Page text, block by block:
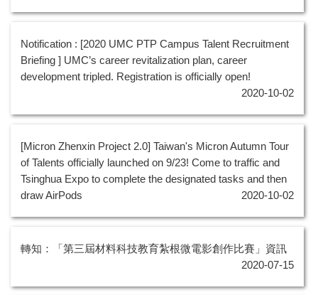
Notification : [2020 UMC PTP Campus Talent Recruitment
Briefing ] UMC’s career revitalization plan, career
development tripled. Registration is officially open!
2020-10-02
[Micron Zhenxin Project 2.0] Taiwan's Micron Autumn Tour
of Talents officially launched on 9/23! Come to traffic and
Tsinghua Expo to complete the designated tasks and then
draw AirPods
2020-10-02
轉知：「第三屆材料科技教育紮根微電影創作比賽」資訊
2020-07-15